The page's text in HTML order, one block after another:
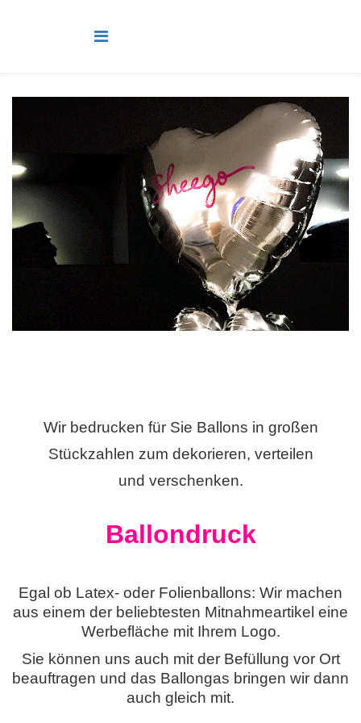
Wir bedrucken für Sie Ballons in großen
Stückzahlen zum dekorieren, verteilen
und verschenken.
Ballondruck
Egal ob Latex- oder Folienballons: Wir machen
aus einem der beliebtesten Mitnahmeartikel eine
Werbefläche mit Ihrem Logo.
Sie können uns auch mit der Befüllung vor Ort
beauftragen und das Ballongas bringen wir dann
auch gleich mit.